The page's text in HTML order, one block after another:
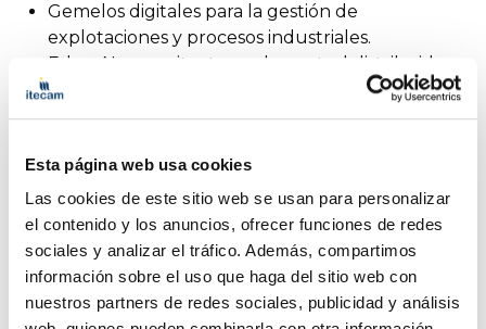
Esta página web usa cookies
Las cookies de este sitio web se usan para personalizar
el contenido y los anuncios, ofrecer funciones de redes
sociales y analizar el tráfico. Además, compartimos
información sobre el uso que haga del sitio web con
nuestros partners de redes sociales, publicidad y análisis
Gemelos digitales para la gestión de
explotaciones y procesos industriales.
Edge AI y arquitecturas de control distribuido.
Interfaces HMI, dashboards y entornos
inmersivos para la gestión agrícola.
Ponentes:
Jesús Felipe Espadero, técnico de Diseño y
Fabricación Digital en Itecam.
Sergio Izquierdo, técnico de Diseño y
Fabricación Digital en Itecam.